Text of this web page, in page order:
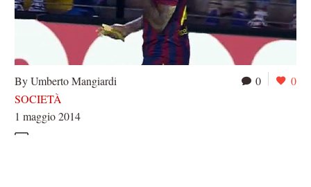
0 0
By Umberto Mangiardi
SOCIETÀ
1 maggio 2014